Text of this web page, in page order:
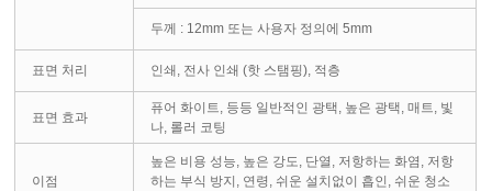
두께 : 12mm 또는 사용자 정의에 5mm
표면 처리 인쇄, 전사 인쇄 (핫 스탬핑), 적층
표면 효과
퓨어 화이트, 등등 일반적인 광택, 높은 광택, 매트, 빛
나, 롤러 코팅
이점
높은 비용 성능, 높은 강도, 단열, 저항하는 화염, 저항
하는 부식 방지, 연령, 쉬운 설치없이 흡인, 쉬운 청소